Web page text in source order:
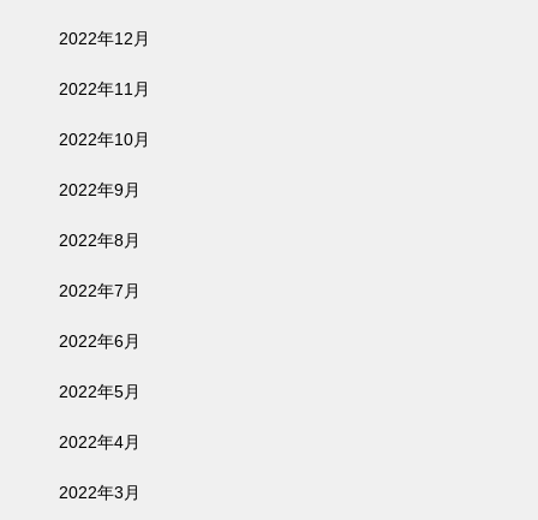
2022年12月
2022年11月
2022年10月
2022年9月
2022年8月
2022年7月
2022年6月
2022年5月
2022年4月
2022年3月